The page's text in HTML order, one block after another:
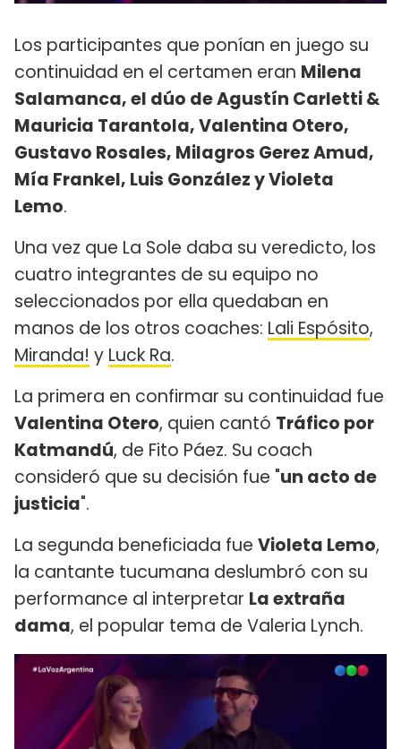
Los participantes que ponían en juego su
continuidad en el certamen eran Milena
Salamanca, el dúo de Agustín Carletti &
Mauricia Tarantola, Valentina Otero,
Gustavo Rosales, Milagros Gerez Amud,
Mía Frankel, Luis González y Violeta
Lemo.
Una vez que La Sole daba su veredicto, los
cuatro integrantes de su equipo no
seleccionados por ella quedaban en
manos de los otros coaches: Lali Espósito,
Miranda! y Luck Ra.
La primera en confirmar su continuidad fue
Valentina Otero, quien cantó Tráfico por
Katmandú, de Fito Páez. Su coach
consideró que su decisión fue "un acto de
justicia".
La segunda beneficiada fue Violeta Lemo,
la cantante tucumana deslumbró con su
performance al interpretar La extraña
dama, el popular tema de Valeria Lynch.